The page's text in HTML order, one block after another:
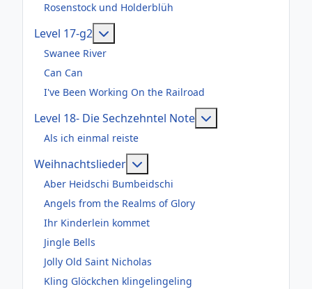
Rosenstock und Holderblüh
Level 17-g2
Swanee River
Can Can
I've Been Working On the Railroad
Level 18- Die Sechzehntel Note
Als ich einmal reiste
Weihnachtslieder
Aber Heidschi Bumbeidschi
Angels from the Realms of Glory
Ihr Kinderlein kommet
Jingle Bells
Jolly Old Saint Nicholas
Kling Glöckchen klingelingeling